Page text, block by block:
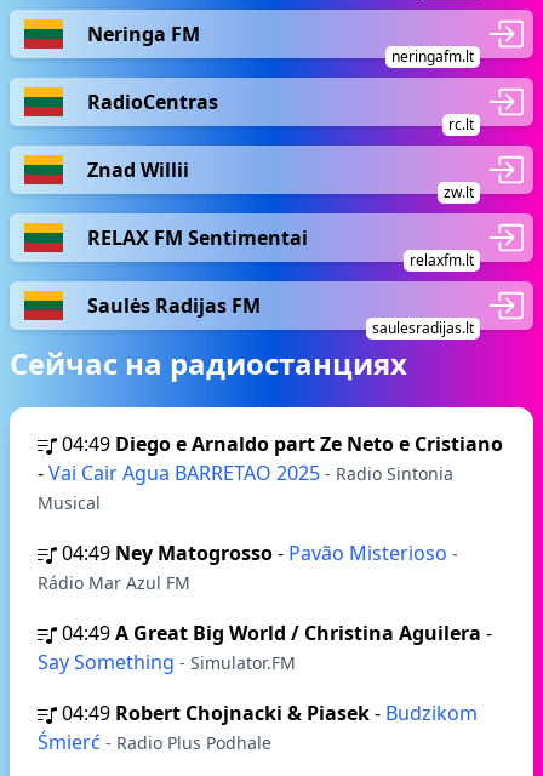
Neringa FM
neringafm.lt
RadioCentras
rc.lt
Znad Willii
zw.lt
RELAX FM Sentimentai
relaxfm.lt
Saulės Radijas FM
saulesradijas.lt
Сейчас на радиостанциях
04:49 Diego e Arnaldo part Ze Neto e Cristiano
-Vai Cair Agua BARRETAO 2025 - Radio Sintonia
Musical
04:49 Ney Matogrosso- Pavão Misterioso -
Rádio Mar Azul FM
04:49A Great Big World / Christina Aguilera -
Say Something - Simulator.FM
04:49 Robert Chojnacki & Piasek- Budzikom
Śmierć - Radio Plus Podhale